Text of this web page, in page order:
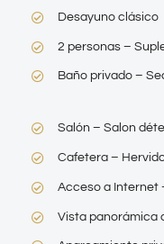
Desayuno clásico
2 personas –
Baño privado –
Salón – Salon
Cafetera –
Acceso a Internet
Vista panorámica